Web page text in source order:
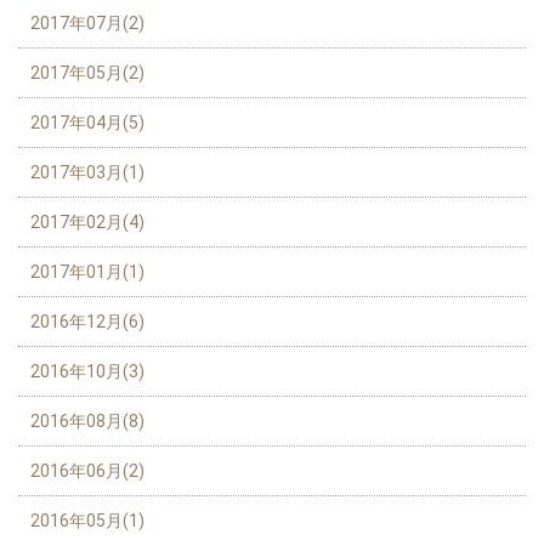
2017年07月(2)
2017年05月(2)
2017年04月(5)
2017年03月(1)
2017年02月(4)
2017年01月(1)
2016年12月(6)
2016年10月(3)
2016年08月(8)
2016年06月(2)
2016年05月(1)